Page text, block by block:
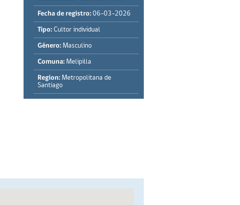
Fecha de registro: 06-03-2026
Tipo: Cultor individual
Género: Masculino
Comuna: Melipilla
Region: Metropolitana de
Santiago